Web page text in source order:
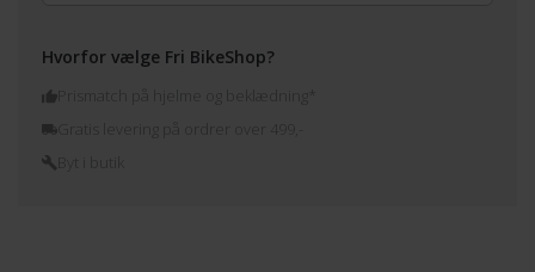
Hvorfor vælge Fri BikeShop?
Prismatch på hjelme og beklædning*